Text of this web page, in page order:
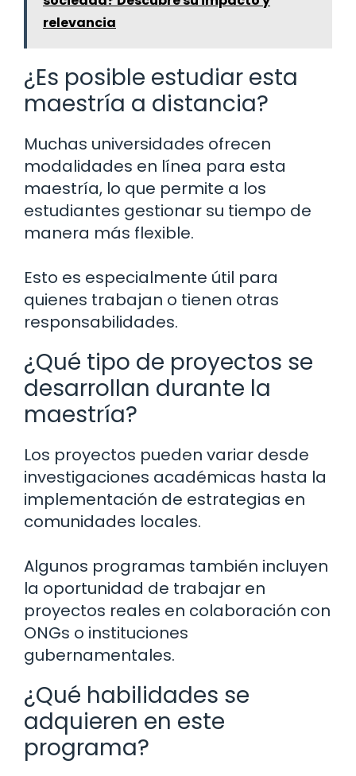
relevancia
¿Es posible estudiar esta
maestría a distancia?
Muchas universidades ofrecen
modalidades en línea para esta
maestría, lo que permite a los
estudiantes gestionar su tiempo de
manera más flexible.
Esto es especialmente útil para
quienes trabajan o tienen otras
responsabilidades.
¿Qué tipo de proyectos se
desarrollan durante la
maestría?
Los proyectos pueden variar desde
investigaciones académicas hasta la
implementación de estrategias en
comunidades locales.
Algunos programas también incluyen
la oportunidad de trabajar en
proyectos reales en colaboración con
ONGs o instituciones
gubernamentales.
¿Qué habilidades se
adquieren en este
programa?